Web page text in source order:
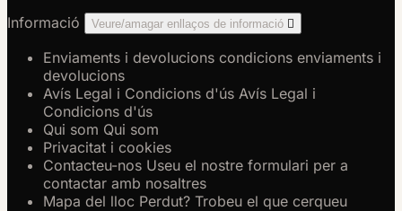
Informació
Veure/amagar enllaços de informació 
Enviaments i devolucions condicions enviaments i
devolucions
Avís Legal i Condicions d'ús Avís Legal i
Condicions d'ús
Qui som Qui som
Privacitat i cookies
Contacteu-nos Useu el nostre formulari per a
contactar amb nosaltres
Mapa del lloc Perdut? Trobeu el que cerqueu